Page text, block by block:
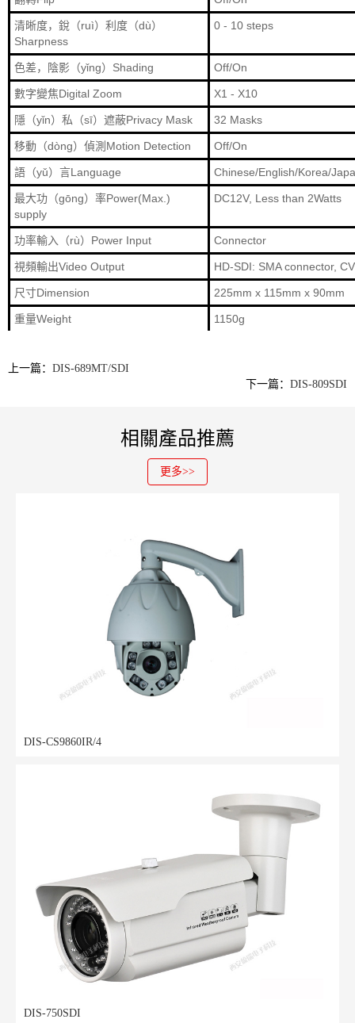
清晰度，銳（ruì）利度（dù）
Sharpness
0 - 10 steps
色差，陰影（yǐng）Shading Off/On
數字變焦Digital Zoom X1 - X10
隱（yǐn）私（sī）遮蔽Privacy Mask 32 Masks
移動（dòng）偵測Motion Detection Off/On
語（yǔ）言Language Chinese/English/Korea/
最大功（gōng）率Power(Max.)
supply
DC12V, Less than 2Watts
功率輸入（rù）Power Input Connector
視頻輸出Video Output HD-SDI: SMA connector,
尺寸Dimension 225mm x 115mm x 90mm
重量Weight 1150g
上一篇： DIS-689MT/SDI
下一篇： DIS-809SDI
相關產品推薦
更多>>
DIS-CS9860IR/4
DIS-750SDI